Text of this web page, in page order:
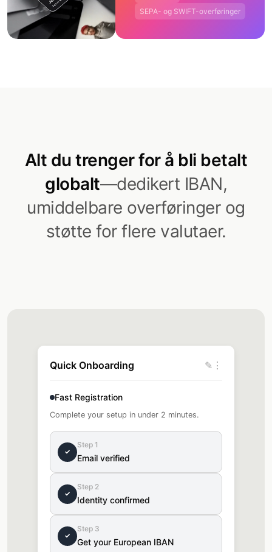
SEPA- og SWIFT-overføringer
Alt du trenger for å bli betalt
globalt—dedikert IBAN,
umiddelbare overføringer og
støtte for flere valutaer.
Quick Onboarding ✎ ⋮
Fast Registration
Complete your setup in under 2 minutes.
✓
Step 1
Email verified
✓
Step 2
Identity confirmed
✓
Step 3
Get your European IBAN